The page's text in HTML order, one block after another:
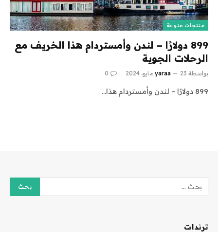
منتجات منوعة
899 دولارًا – لندن وأمستردام هذا الخريف مع
الرحلات الجوية
بواسطة yaraa 23 مايو، 2024 0
899 دولارًا – لندن وأمستردام هذا…
ترندات